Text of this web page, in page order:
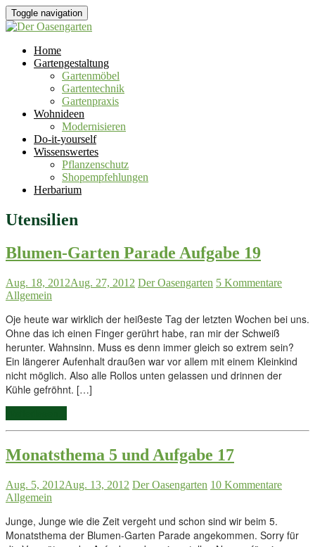
Toggle navigation
Home
Gartengestaltung
Gartenmöbel
Gartentechnik
Gartenpraxis
Wohnideen
Modernisieren
Do-it-yourself
Wissenswertes
Pflanzenschutz
Shopempfehlungen
Herbarium
Utensilien
Blumen-Garten Parade Aufgabe 19
Aug. 18, 2012Aug. 27, 2012 Der Oasengarten 5 Kommentare
Allgemein
Oje heute war wirklich der heißeste Tag der letzten Wochen bei uns.
Ohne das ich einen Finger gerührt habe, ran mir der Schweiß
herunter. Wahnsinn. Muss es denn immer gleich so extrem sein?
Ein längerer Aufenhalt draußen war vor allem mit einem Kleinkind
nicht möglich. Also alle Rollos unten gelassen und drinnen der
Kühle gefröhnt. […]
Monatsthema 5 und Aufgabe 17
Aug. 5, 2012Aug. 13, 2012 Der Oasengarten 10 Kommentare
Allgemein
Junge, Junge wie die Zeit vergeht und schon sind wir beim 5.
Monatsthema der Blumen-Garten Parade angekommen. Sorry für